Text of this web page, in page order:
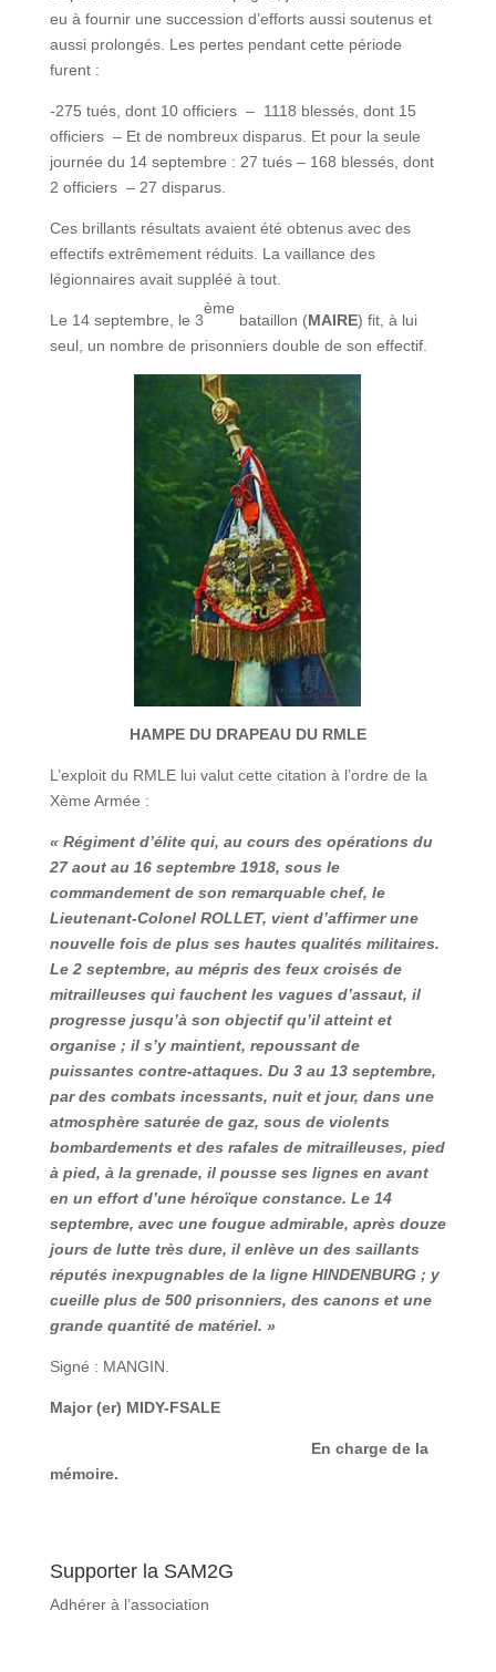
eu à fournir une succession d’efforts aussi soutenus et
aussi prolongés. Les pertes pendant cette période
furent :
-275 tués, dont 10 officiers – 1118 blessés, dont 15
officiers – Et de nombreux disparus. Et pour la seule
journée du 14 septembre : 27 tués – 168 blessés, dont
2 officiers – 27 disparus.
Ces brillants résultats avaient été obtenus avec des
effectifs extrêmement réduits. La vaillance des
légionnaires avait suppléé à tout.
Le 14 septembre, le 3
ème
bataillon (MAIRE) fit, à lui
seul, un nombre de prisonniers double de son effectif.
HAMPE DU DRAPEAU DU RMLE
L’exploit du RMLE lui valut cette citation à l’ordre de la
Xème Armée :
« Régiment d’élite qui, au cours des opérations du
27 aout au 16 septembre 1918, sous le
commandement de son remarquable chef, le
Lieutenant-Colonel ROLLET, vient d’affirmer une
nouvelle fois de plus ses hautes qualités militaires.
Le 2 septembre, au mépris des feux croisés de
mitrailleuses qui fauchent les vagues d’assaut, il
progresse jusqu’à son objectif qu’il atteint et
organise ; il s’y maintient, repoussant de
puissantes contre-attaques. Du 3 au 13 septembre,
par des combats incessants, nuit et jour, dans une
atmosphère saturée de gaz, sous de violents
bombardements et des rafales de mitrailleuses, pied
à pied, à la grenade, il pousse ses lignes en avant
en un effort d’une héroïque constance. Le 14
septembre, avec une fougue admirable, après douze
jours de lutte très dure, il enlève un des saillants
réputés inexpugnables de la ligne HINDENBURG ; y
cueille plus de 500 prisonniers, des canons et une
grande quantité de matériel. »
Signé : MANGIN.
Major (er) MIDY-FSALE
En charge de la
mémoire.
Supporter la SAM2G
Adhérer à l’association